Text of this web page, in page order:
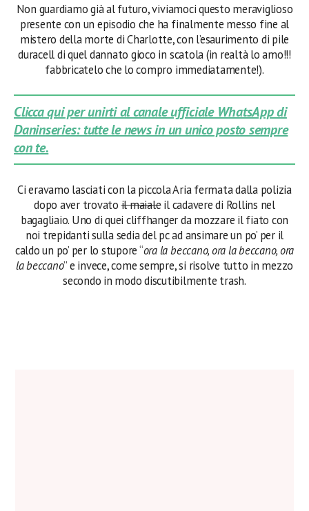
Non guardiamo già al futuro, viviamoci questo meraviglioso
presente con un episodio che ha finalmente messo fine al
mistero della morte di Charlotte, con l’esaurimento di pile
duracell di quel dannato gioco in scatola (in realtà lo amo!!!
fabbricatelo che lo compro immediatamente!).
Clicca qui per unirti al canale ufficiale WhatsApp di
Daninseries: tutte le news in un unico posto sempre
con te.
Ci eravamo lasciati con la piccola Aria fermata dalla polizia
dopo aver trovatoil maialeil cadavere di Rollins nel
bagagliaio. Uno di quei cliffhanger da mozzare il fiato con
noi trepidanti sulla sedia del pc ad ansimare un po’ per il
caldo un po’ per lo stupore “ora la beccano, ora la beccano, ora
la beccano” e invece, come sempre, si risolve tutto in mezzo
secondo in modo discutibilmente trash.